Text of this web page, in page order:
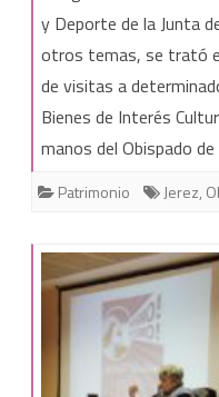
manos
Obispado
de
Asidonia-
incumplen
la
Ley
de
y Deporte de la Junta
otros temas, se trató
de visitas a
Bienes de Interés
manos del Obispado
Patrimonio Jerez,